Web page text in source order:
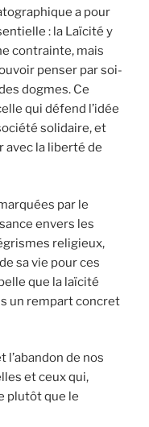
a pour
: la Laïcité y
contrainte, mais
penser par soi-
dogmes. Ce
qui défend l’idée
solidaire, et
avec la liberté de
par le
envers les
religieux,
sa vie pour ces
que la laïcité
un rempart concret
l’abandon de nos
et ceux qui,
plutôt que le